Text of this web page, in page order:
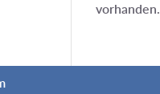
vorhanden.